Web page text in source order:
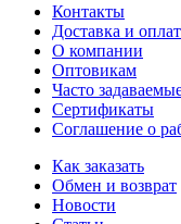
Контакты
Доставка и
О компании
Оптовикам
Часто
Сертификаты
Соглашение о
Как заказать
Обмен и возврат
Новости